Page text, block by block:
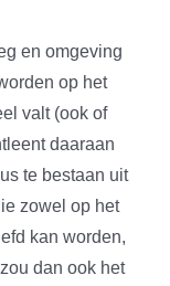
en omgeving
op het
valt (ook of
daaraan
te bestaan uit
zowel op het
kan worden,
dan ook het